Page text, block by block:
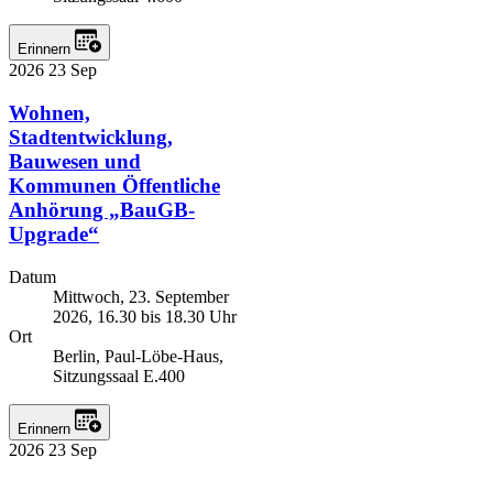
Erinnern
2026 23 Sep
Wohnen,
Stadtentwicklung,
Bauwesen und
Kommunen Öffentliche
Anhörung „BauGB-
Upgrade“
Datum
Mittwoch, 23. September
2026, 16.30 bis 18.30 Uhr
Ort
Berlin, Paul-Löbe-Haus,
Sitzungssaal E.400
Erinnern
2026 23 Sep